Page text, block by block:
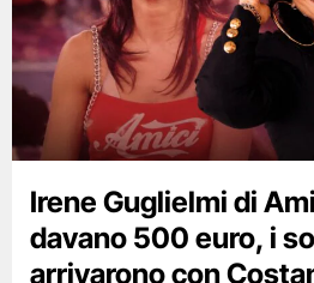
Irene Guglielmi di
davano 500 euro, i
arrivarono con